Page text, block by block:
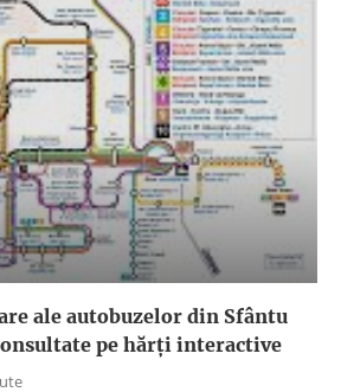
ale autobuzelor din Sfântu
pe hărți interactive